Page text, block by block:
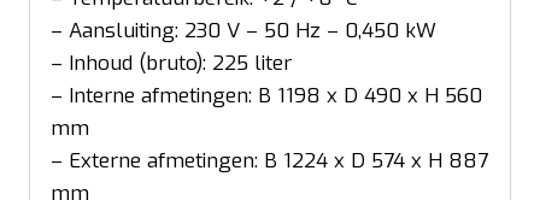
– Aansluiting: 230 V – 50 Hz – 0,450 kW
– Inhoud (bruto): 225 liter
– Interne afmetingen: B 1198 x D 490 x H 560
mm
– Externe afmetingen: B 1224 x D 574 x H 887
mm